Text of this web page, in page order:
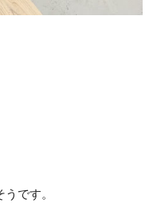
です。